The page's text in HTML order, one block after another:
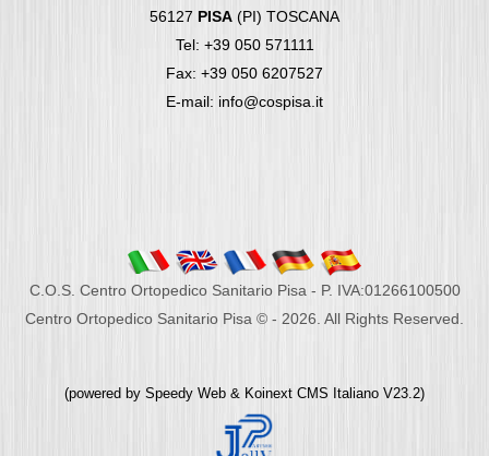
56127 PISA (PI) TOSCANA
Tel: +39 050 571111
Fax: +39 050 6207527
E-mail: info@cospisa.it
C.O.S. Centro Ortopedico Sanitario Pisa - P. IVA:01266100500
Centro Ortopedico Sanitario Pisa © - 2026. All Rights Reserved.
(powered by Speedy Web & Koinext CMS Italiano V23.2)